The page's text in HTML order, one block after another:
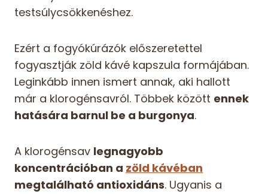
testsúlycsökkenéshez.
Ezért a fogyókúrázók előszeretettel
fogyasztják zöld kávé kapszula formájában.
Leginkább innen ismert annak, aki hallott
már a klorogénsavról. Többek között ennek
hatására barnul be a burgonya.
A klorogénsav legnagyobb
koncentrációban a zöld kávéban
megtalálható antioxidáns. Ugyanis a